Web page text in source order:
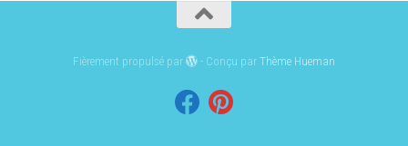
Fièrement propulsé par - Conçu parThème Hueman